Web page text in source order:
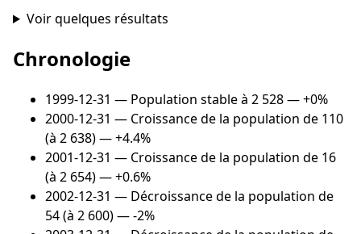
Voir quelques résultats
Chronologie
1999-12-31 — Population stable à 2 528 — +0%
2000-12-31 — Croissance de la population de 110
(à 2 638) — +4.4%
2001-12-31 — Croissance de la population de 16
(à 2 654) — +0.6%
2002-12-31 — Décroissance de la population de
54 (à 2 600) — -2%